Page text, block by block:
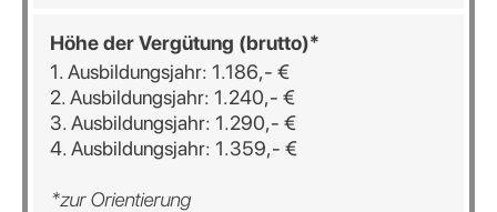
Höhe der Vergütung (brutto)*
1. Ausbildungsjahr: 1.186,- €
2. Ausbildungsjahr: 1.240,- €
3. Ausbildungsjahr: 1.290,- €
4. Ausbildungsjahr: 1.359,- €
*zur Orientierung